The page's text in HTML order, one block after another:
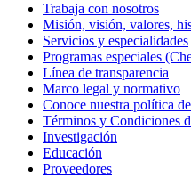
Trabaja con nosotros
Misión, visión, valores,
Servicios y especialidades
Programas especiales
Línea de transparencia
Marco legal y normativo
Conoce nuestra política
Términos y Condiciones
Investigación
Educación
Proveedores